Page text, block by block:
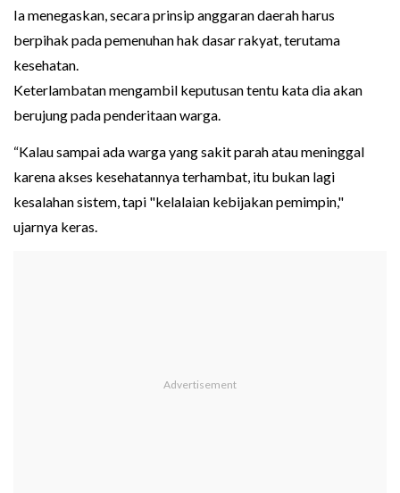
Ia menegaskan, secara prinsip anggaran daerah harus
berpihak pada pemenuhan hak dasar rakyat, terutama
kesehatan.
Keterlambatan mengambil keputusan tentu kata dia akan
berujung pada penderitaan warga.
“Kalau sampai ada warga yang sakit parah atau meninggal
karena akses kesehatannya terhambat, itu bukan lagi
kesalahan sistem, tapi "kelalaian kebijakan pemimpin,"
ujarnya keras.